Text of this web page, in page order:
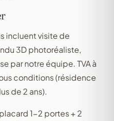
incluent visite de
3D photoréaliste,
par notre équipe. TVA à
conditions (résidence
de 2 ans).
1-2 portes + 2